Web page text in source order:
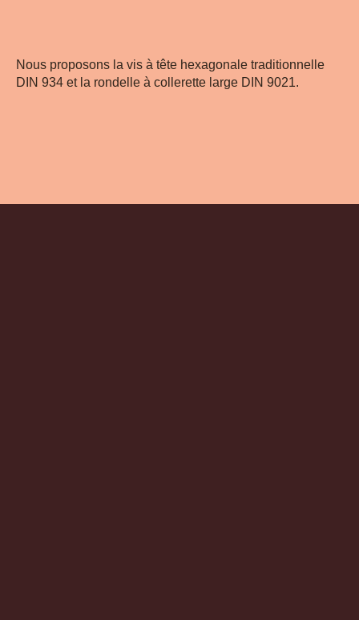
Nous proposons la vis à tête hexagonale traditionnelle
DIN 934 et la rondelle à collerette large DIN 9021.